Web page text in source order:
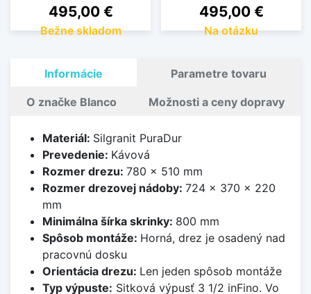
Cena
495,00 €
Bežne skladom
Cena
495,00 €
Na otázku
Informácie Parametre tovaru
O značke Blanco Možnosti a ceny dopravy
Materiál: Silgranit PuraDur
Prevedenie: Kávová
Rozmer drezu: 780 x 510 mm
Rozmer drezovej nádoby: 724 x 370 x 220
mm
Minimálna šírka skrinky: 800 mm
Spôsob montáže: Horná, drez je osadený nad
pracovnú dosku
Orientácia drezu: Len jeden spôsob montáže
Typ výpuste: Sitková výpusť 3 1/2 inFino. Vo